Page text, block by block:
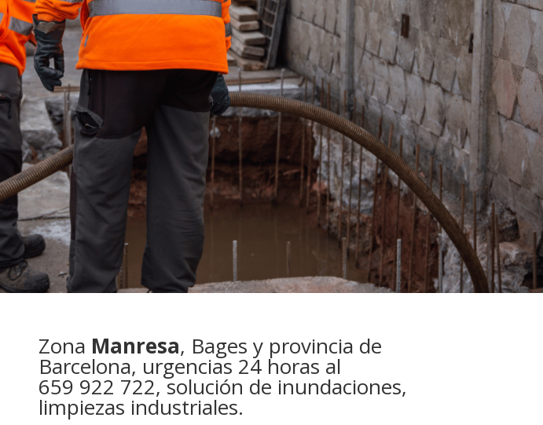
Zona Manresa, Bages y provincia de
Barcelona, urgencias 24 horas al
659 922 722, solución de inundaciones,
limpiezas industriales.